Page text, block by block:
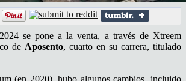
se pone a la venta, a través de Xtreem
de Aposento, cuarto en su carrera, titulado
(en 2020), hubo algunos cambios, incluido